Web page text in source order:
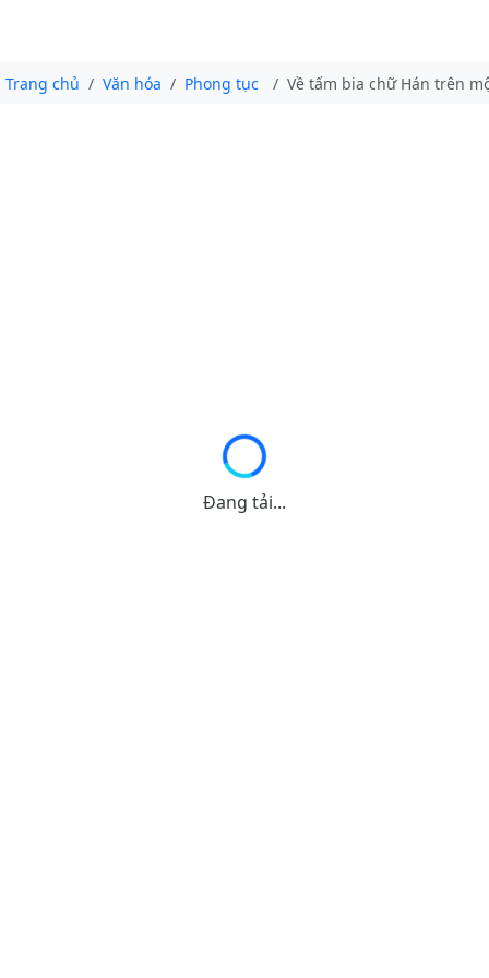
Trang chủ Văn hóa Phong tục Về tấm bia chữ Hán trên
Đang tải...